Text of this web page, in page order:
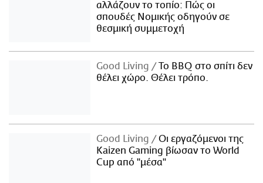
αλλάζουν το τοπίο: Πώς οι
σπουδές Νομικής οδηγούν σε
θεσμική συμμετοχή
Good Living
Το BBQ στο σπίτι δεν
θέλει χώρο. Θέλει τρόπο.
Good Living
Οι εργαζόμενοι της
Kaizen Gaming βίωσαν το World
Cup από "μέσα"